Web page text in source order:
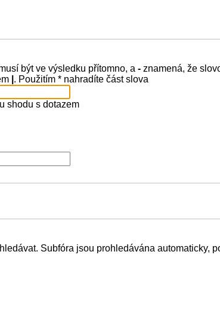
být ve výsledku přítomno, a - znamená, že
. Použitím * nahradíte část slova
shodu s dotazem
Subfóra jsou prohledávána automaticky,